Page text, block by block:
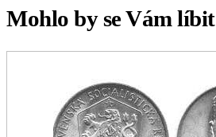
Mohlo by se Vám líbit